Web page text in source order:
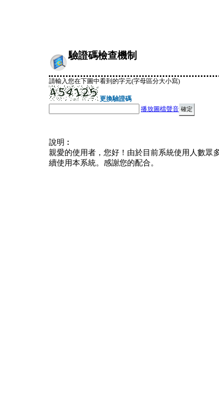
驗證碼檢查機制
請輸入您在下圖中看到的字元(字母區分大小寫)
更換驗證碼
播放圖檔聲音
說明︰
親愛的使用者，您好！由於目前系統使用人數眾
續使用本系統。感謝您的配合。